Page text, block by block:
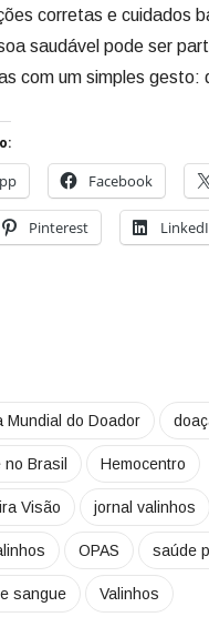
corretas e cuidados
saudável pode ser
com um simples gesto:
Facebook
Pinterest
Mundial do Doador
Brasil Hemocentro
Visão jornal valinhos
OPAS saúde
sangue Valinhos